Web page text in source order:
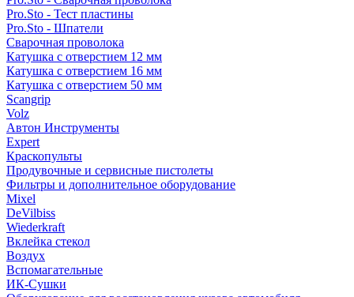
Pro.Sto - Тест пластины
Pro.Sto - Шпатели
Сварочная проволока
Катушка с отверстием 12 мм
Катушка с отверстием 16 мм
Катушка с отверстием 50 мм
Scangrip
Volz
Автон Инструменты
Expert
Краскопульты
Продувочные и сервисные пистолеты
Фильтры и дополнительное оборудование
Mixel
DeVilbiss
Wiederkraft
Вклейка стекол
Воздух
Вспомагательные
ИК-Сушки